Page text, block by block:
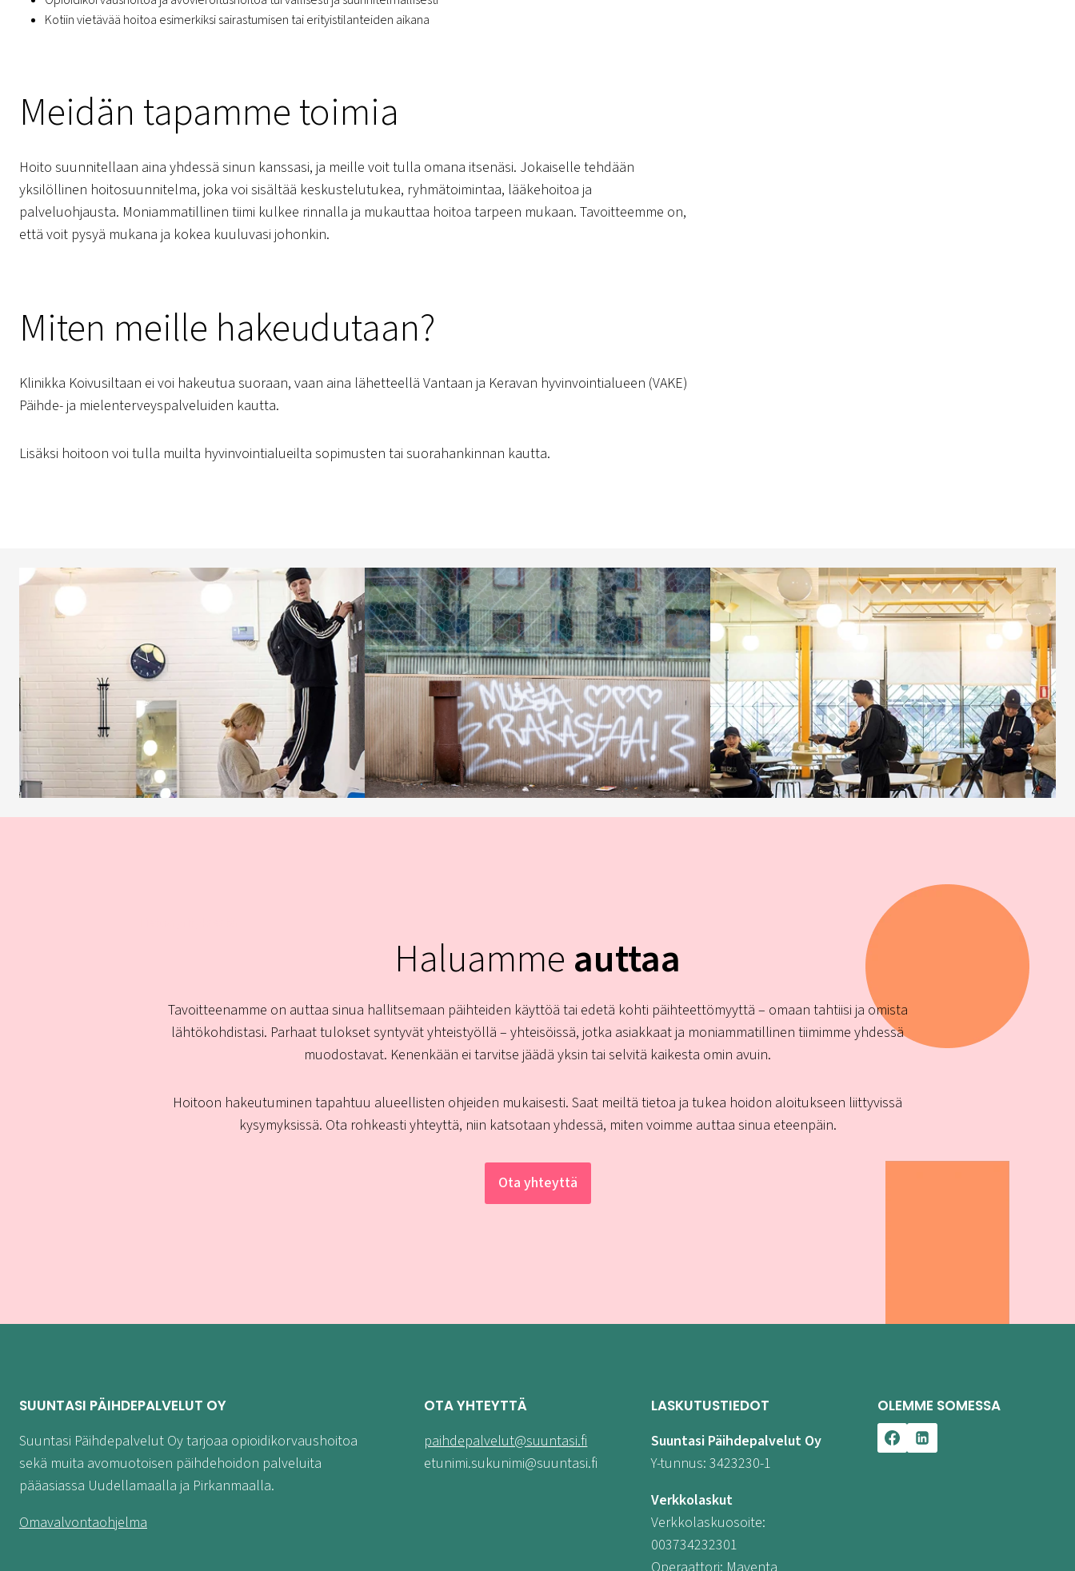
Kotiin vietävää hoitoa esimerkiksi sairastumisen tai erityistilanteiden aikana
Meidän tapamme toimia
Hoito suunnitellaan aina yhdessä sinun kanssasi, ja meille voit tulla omana itsenäsi. Jokaiselle tehdään
yksilöllinen hoitosuunnitelma, joka voi sisältää keskustelutukea, ryhmätoimintaa, lääkehoitoa ja
palveluohjausta. Moniammatillinen tiimi kulkee rinnalla ja mukauttaa hoitoa tarpeen mukaan. Tavoitteemme on,
että voit pysyä mukana ja kokea kuuluvasi johonkin.
Miten meille hakeudutaan?
Klinikka Koivusiltaan ei voi hakeutua suoraan, vaan aina lähetteellä Vantaan ja Keravan hyvinvointialueen (VAKE)
Päihde- ja mielenterveyspalveluiden kautta.
Lisäksi hoitoon voi tulla muilta hyvinvointialueilta sopimusten tai suorahankinnan kautta.
Haluamme auttaa
Tavoitteenamme on auttaa sinua hallitsemaan päihteiden käyttöä tai edetä kohti päihteettömyyttä – omaan tahtiisi ja omista
lähtökohdistasi. Parhaat tulokset syntyvät yhteistyöllä – yhteisöissä, jotka asiakkaat ja moniammatillinen tiimimme yhdessä
muodostavat. Kenenkään ei tarvitse jäädä yksin tai selvitä kaikesta omin avuin.
Hoitoon hakeutuminen tapahtuu alueellisten ohjeiden mukaisesti. Saat meiltä tietoa ja tukea hoidon aloitukseen liittyvissä
kysymyksissä. Ota rohkeasti yhteyttä, niin katsotaan yhdessä, miten voimme auttaa sinua eteenpäin.
Ota yhteyttä
SUUNTASI PÄIHDEPALVELUT OY
Suuntasi Päihdepalvelut Oy tarjoaa opioidikorvaushoitoa
sekä muita avomuotoisen päihdehoidon palveluita
pääasiassa Uudellamaalla ja Pirkanmaalla.
Omavalvontaohjelma
OTA YHTEYTTÄ
paihdepalvelut@suuntasi.fi
etunimi.sukunimi@suuntasi.fi
LASKUTUSTIEDOT
Suuntasi Päihdepalvelut Oy
Y-tunnus: 3423230-1
Verkkolaskut
Verkkolaskuosoite:
003734232301
OLEMME SOMESSA